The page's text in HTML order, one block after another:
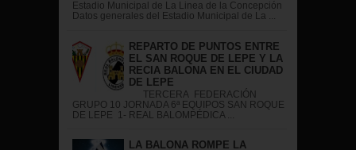
Estadio Municipal de La Linea de la Concepción
Datos generales del Estadio Municipal de La ...
REPARTO DE PUNTOS ENTRE
EL SAN ROQUE DE LEPE Y LA
RECIA BALONA EN EL CIUDAD
DE LEPE
TERCERA FEDERACIÓN
GRUPO 10 JORNADA 6ª EQUIPOS SAN ROQUE
DE LEPE 1- REAL BALOMPÉDICA ...
LA BALONA ROMPE LA